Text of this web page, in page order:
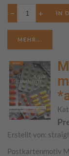
− +
MEHR...
Erstellt von:
Postkartenmotiv